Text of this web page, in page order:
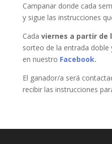
Campanar donde cada
y sigue las instrucciones
Cada viernes a partir de
sorteo de la entrada
en nuestro Facebook.
El ganador/a será
recibir las instrucciones